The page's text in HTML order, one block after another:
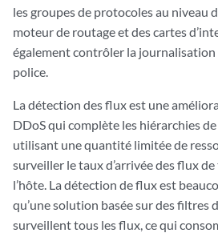
les groupes de protocoles au niveau
moteur de routage et des cartes
également contrôler la journalisation
police.
La détection des flux est une
DDoS qui complète les hiérarchies
utilisant une quantité limitée de
surveiller le taux d’arrivée des flux
l’hôte. La détection de flux est
qu’une solution basée sur des filtres
surveillent tous les flux, ce qui